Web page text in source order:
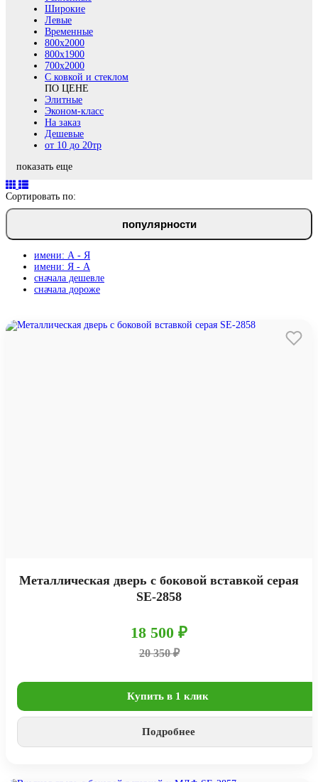
Широкие
Левые
Временные
800х2000
800x1900
700x2000
С ковкой и стеклом
ПО ЦЕНЕ
Элитные
Эконом-класс
На заказ
Дешевые
от 10 до 20тр
показать еще
Сортировать по:
популярности
имени: А - Я
имени: Я - А
сначала дешевле
сначала дороже
Металлическая дверь с боковой вставкой серая
SE-2858
18 500 ₽
20 350 ₽
Купить в 1 клик
Подробнее